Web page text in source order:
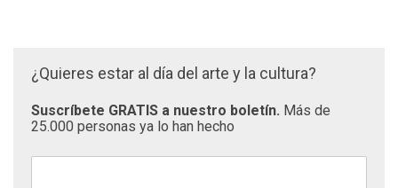
¿Quieres estar al día del arte y la cultura?
Suscríbete GRATIS a nuestro boletín. Más de
25.000 personas ya lo han hecho